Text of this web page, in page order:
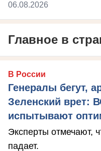
06.08.2026
Главное в
В России
Генералы бегут,
Зеленский врет:
испытывают
Эксперты отмечают,
падает.